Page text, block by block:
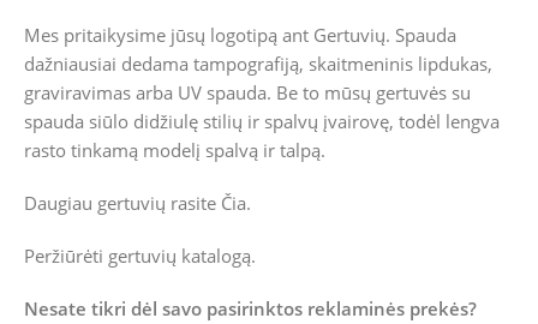
Mes pritaikysime jūsų logotipą ant Gertuvių. Spauda
dažniausiai dedama tampografiją, skaitmeninis lipdukas,
graviravimas arba UV spauda. Be to mūsų gertuvės su
spauda siūlo didžiulę stilių ir spalvų įvairovę, todėl lengva
rasto tinkamą modelį spalvą ir talpą.
Daugiau gertuvių rasite Čia.
Peržiūrėti gertuvių katalogą.
Nesate tikri dėl savo pasirinktos reklaminės prekės?